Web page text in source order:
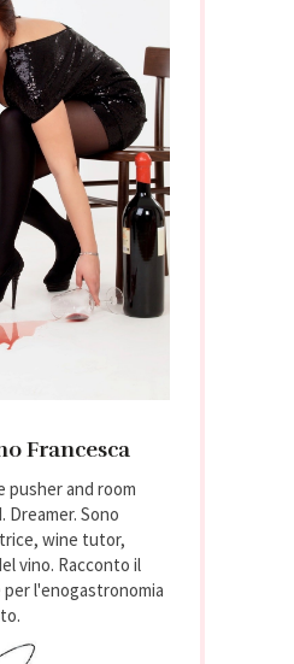
Francesca
pusher and room
Dreamer. Sono
wine tutor,
vino. Racconto il
l'enogastronomia